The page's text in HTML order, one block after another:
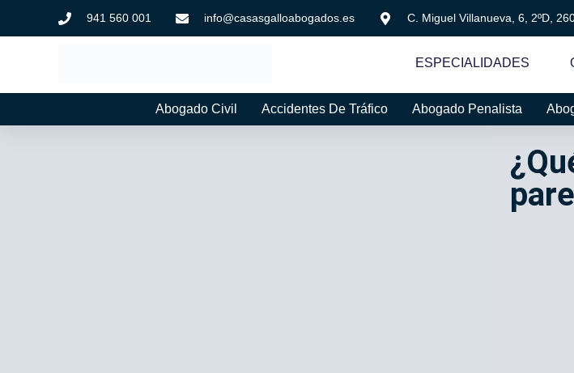
941 560 001 info@casasgalloabogados.es C. Miguel Villanueva, 6, 2ºD,
ESPECIALIDADES
Abogado Civil Accidentes De Tráfico Abogado Penalista